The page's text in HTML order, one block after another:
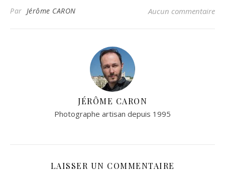
Par Jérôme CARON Aucun commentaire
JÉRÔME CARON
Photographe artisan depuis 1995
LAISSER UN COMMENTAIRE